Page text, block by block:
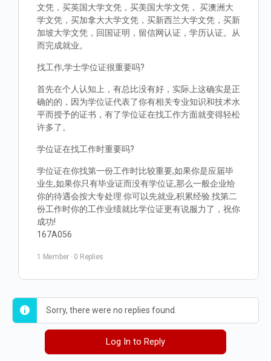
文凭，买英国大学文凭，买美国大学文凭， 买澳洲大
学文凭，买加拿大大学文凭，买新西兰大学文凭，买新
加坡大学文凭，回国证明，留信网认证，学历认证。从
而完成就业。
找工作,学士学位证很重要吗?
首先在个人认知上，有总比没有好，实际上这确实是正
确的的，因为学位证代表了你有相关专业知识和技术水
平而授予的证书，有了学位证在找工作方面就变得轻松
许多了。
学位证在找工作时重要吗?
学位证在你找第一份工作时比较重要,如果你是应届毕
业生,如果你只有毕业证而没有学位证,那么一般企业给
你的待遇会按大专处理.你可以先就业,积累经验.找第二
份工作时你的工作业绩就比学位证更有说服力了，祝你
成功!
167A056
1 Member · 0 Replies
Sorry, there were no replies found.
Log In to Reply